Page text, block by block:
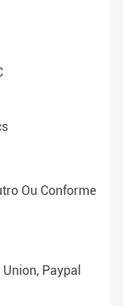
Ou Conforme
Paypal